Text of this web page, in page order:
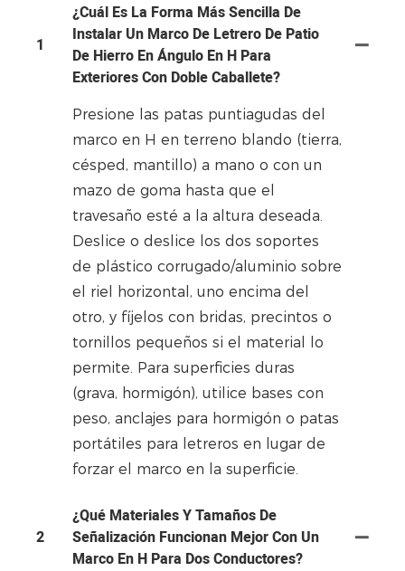
1
¿Cuál Es La Forma Más Sencilla De
Instalar Un Marco De Letrero De Patio
De Hierro En Ángulo En H Para
Exteriores Con Doble Caballete?
Presione las patas puntiagudas del
marco en H en terreno blando (tierra,
césped, mantillo) a mano o con un
mazo de goma hasta que el
travesaño esté a la altura deseada.
Deslice o deslice los dos soportes
de plástico corrugado/aluminio sobre
el riel horizontal, uno encima del
otro, y fíjelos con bridas, precintos o
tornillos pequeños si el material lo
permite. Para superficies duras
(grava, hormigón), utilice bases con
peso, anclajes para hormigón o patas
portátiles para letreros en lugar de
forzar el marco en la superficie.
2
¿Qué Materiales Y Tamaños De
Señalización Funcionan Mejor Con Un
Marco En H Para Dos Conductores?